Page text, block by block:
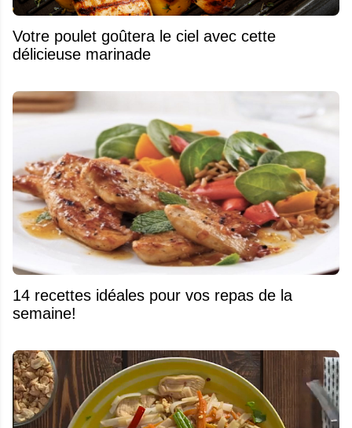
Votre poulet goûtera le ciel avec cette
délicieuse marinade
14 recettes idéales pour vos repas de la
semaine!